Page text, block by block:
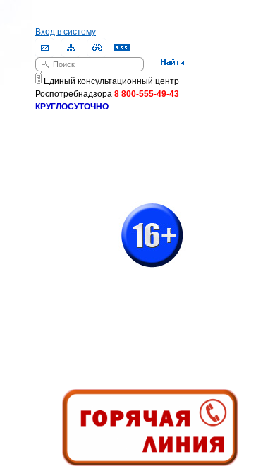
Вход в систему
Форма поиска
Поиск
Единый консультационный центр
Роспотребнадзора 8 800-555-49-43
КРУГЛОСУТОЧНО